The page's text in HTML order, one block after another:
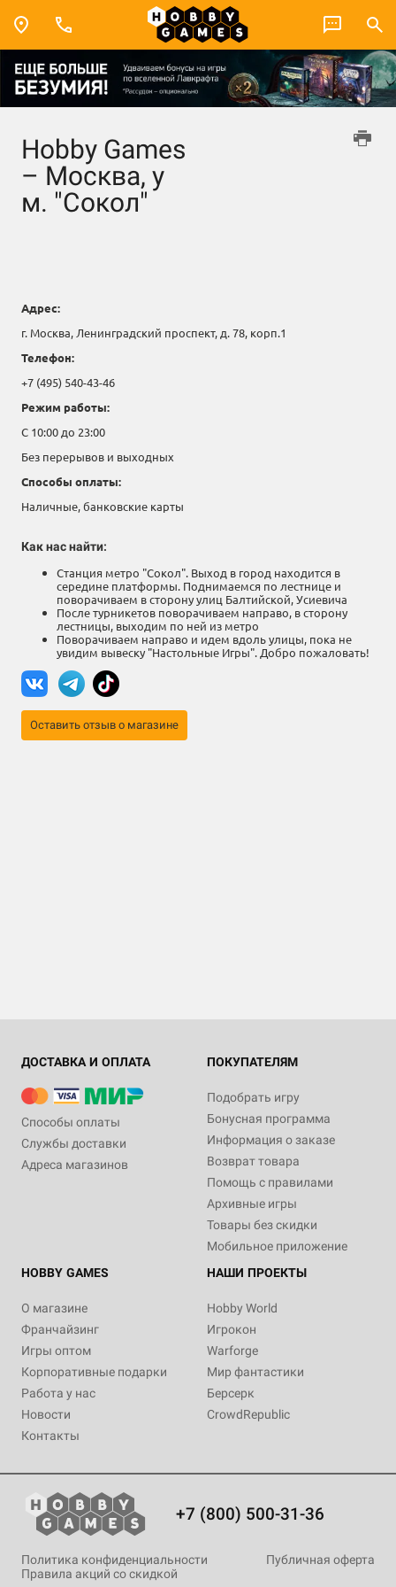
Hobby Games
– Москва, у
м. "Сокол"
Адрес:
г. Москва, Ленинградский проспект, д. 78, корп.1
Телефон:
+7 (495) 540-43-46
Режим работы:
С 10:00 до 23:00
Без перерывов и выходных
Способы оплаты:
Наличные, банковские карты
Как нас найти:
Станция метро "Сокол". Выход в город находится в
середине платформы. Поднимаемся по лестнице и
поворачиваем в сторону улиц Балтийской, Усиевича
После турникетов поворачиваем направо, в сторону
лестницы, выходим по ней из метро
Поворачиваем направо и идем вдоль улицы, пока не
увидим вывеску "Настольные Игры". Добро пожаловать!
Оставить отзыв о магазине
ДОСТАВКА И ОПЛАТА
Способы оплаты
Службы доставки
Адреса магазинов
ПОКУПАТЕЛЯМ
Подобрать игру
Бонусная программа
Информация о заказе
Возврат товара
Помощь с правилами
Архивные игры
Товары без скидки
Мобильное приложение
HOBBY GAMES
О магазине
Франчайзинг
Игры оптом
Корпоративные подарки
Работа у нас
Новости
Контакты
НАШИ ПРОЕКТЫ
Hobby World
Игрокон
Warforge
Мир фантастики
Берсерк
CrowdRepublic
+7 (800) 500-31-36
Политика конфиденциальности
Публичная оферта
Правила акций со скидкой